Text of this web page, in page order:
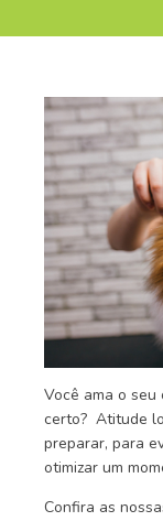
Você ama o seu
certo? Atitude
preparar, para
otimizar um
Confira as